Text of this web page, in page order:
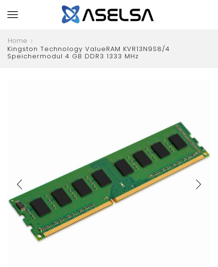
Home
Kingston Technology ValueRAM KVR13N9S8/4
Speichermodul 4 GB DDR3 1333 MHz